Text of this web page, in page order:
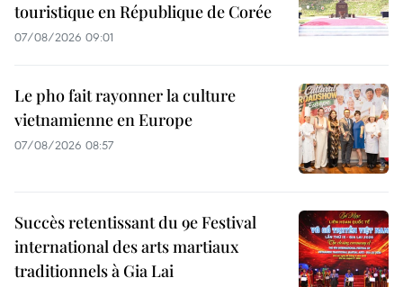
touristique en République de Corée
07/08/2026 09:01
Le pho fait rayonner la culture
vietnamienne en Europe
07/08/2026 08:57
Succès retentissant du 9e Festival
international des arts martiaux
traditionnels à Gia Lai